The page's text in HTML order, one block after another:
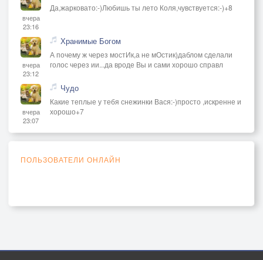
вчера
23:16
Да,жарковато:-)Любишь ты лето Коля,чувствуется:-)+8
вчера
23:12
Хранимые Богом
А почему ж через мостИк,а не мОстик)даблом сделали
голос через ии...да вроде Вы и сами хорошо справл
вчера
23:07
Чудо
Какие теплые у тебя снежинки Вася:-)просто ,искренне и
хорошо+7
ПОЛЬЗОВАТЕЛИ ОНЛАЙН